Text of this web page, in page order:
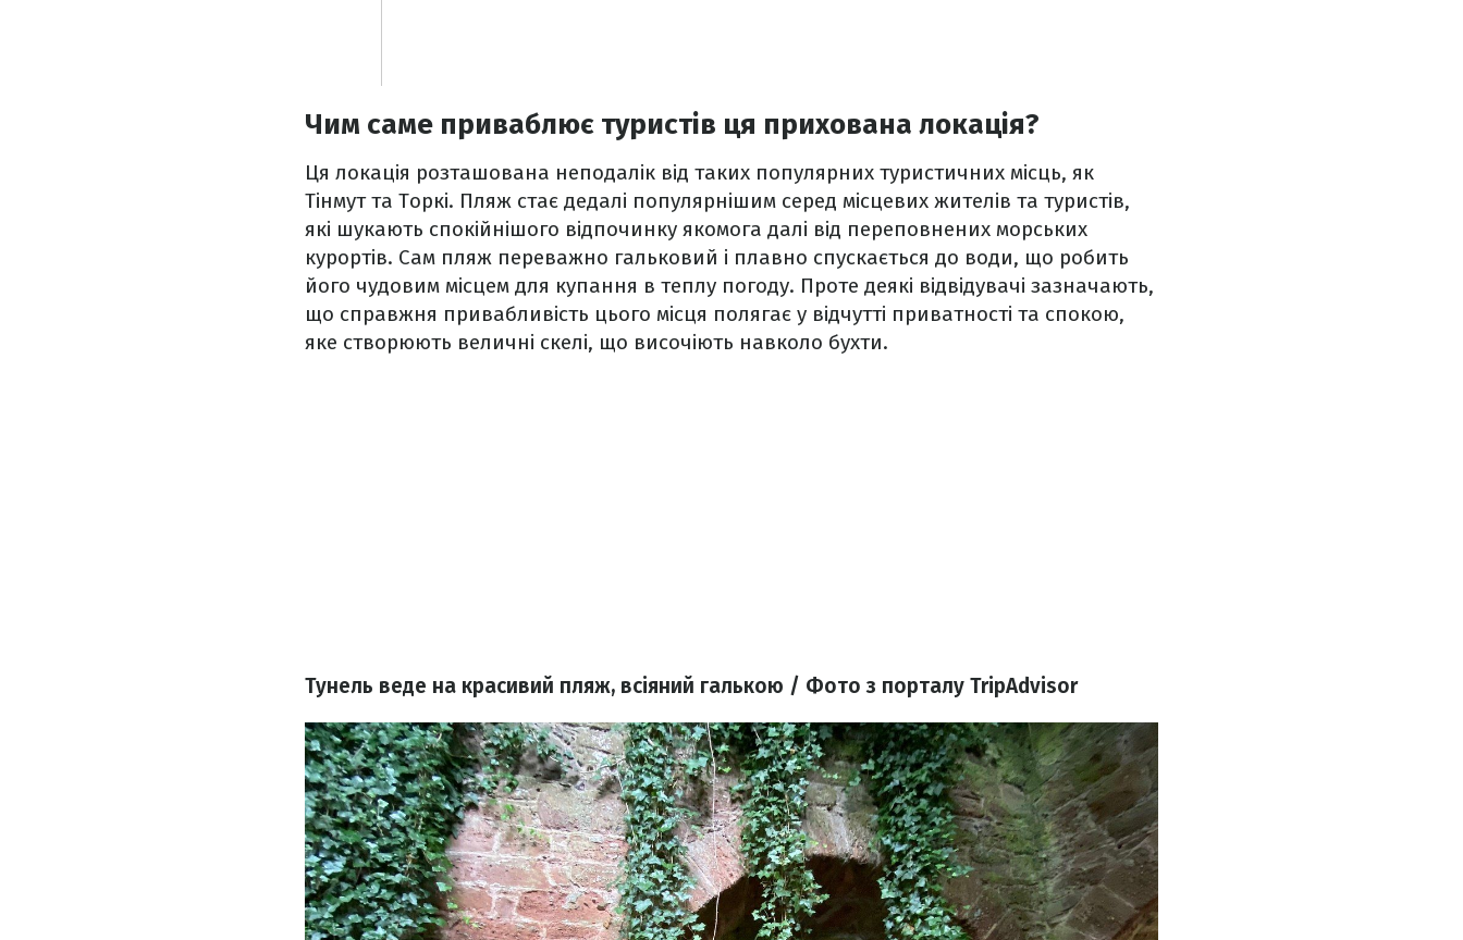
Чим саме приваблює туристів ця прихована локація?
Ця локація розташована неподалік від таких популярних туристичних місць, як
Тінмут та Торкі. Пляж стає дедалі популярнішим серед місцевих жителів та туристів,
які шукають спокійнішого відпочинку якомога далі від переповнених морських
курортів. Сам пляж переважно гальковий і плавно спускається до води, що робить
його чудовим місцем для купання в теплу погоду. Проте деякі відвідувачі зазначають,
що справжня привабливість цього місця полягає у відчутті приватності та спокою,
яке створюють величні скелі, що височіють навколо бухти.
Тунель веде на красивий пляж, всіяний галькою / Фото з порталу TripAdvisor